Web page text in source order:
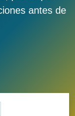
antes de